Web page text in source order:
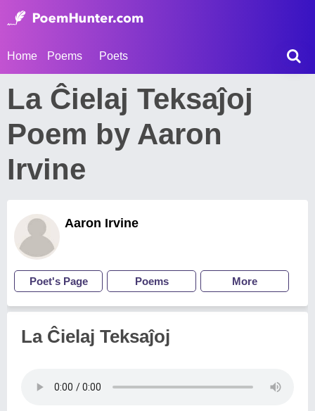
Home Poems Poets
La Ĉielaj Teksaĵoj
Poem by Aaron
Irvine
Aaron Irvine
Poet's Page Poems More
La Ĉielaj Teksaĵoj